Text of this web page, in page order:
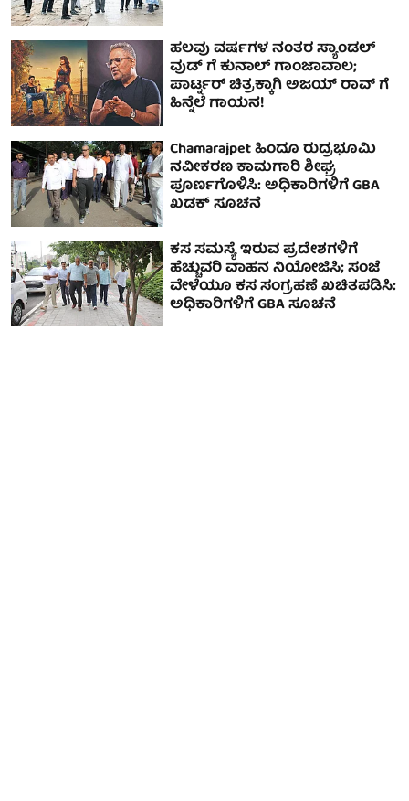
ಹಲವು ವರ್ಷಗಳ ನಂತರ ಸ್ಯಾಂಡಲ್
ವುಡ್ ಗೆ ಕುನಾಲ್ ಗಾಂಜಾವಾಲ;
ಪಾರ್ಟ್ನರ್ ಚಿತ್ರಕ್ಕಾಗಿ ಅಜಯ್ ರಾವ್ ಗೆ
ಹಿನ್ನೆಲೆ ಗಾಯನ!
Chamarajpet ಹಿಂದೂ ರುದ್ರಭೂಮಿ
ನವೀಕರಣ ಕಾಮಗಾರಿ ಶೀಘ್ರ
ಪೂರ್ಣಗೊಳಿಸಿ: ಅಧಿಕಾರಿಗಳಿಗೆ GBA
ಖಡಕ್ ಸೂಚನೆ
ಕಸ ಸಮಸ್ಯೆ ಇರುವ ಪ್ರದೇಶಗಳಿಗೆ
ಹೆಚ್ಚುವರಿ ವಾಹನ ನಿಯೋಜಿಸಿ; ಸಂಜೆ
ವೇಳೆಯೂ ಕಸ ಸಂಗ್ರಹಣೆ ಖಚಿತಪಡಿಸಿ:
ಅಧಿಕಾರಿಗಳಿಗೆ GBA ಸೂಚನೆ